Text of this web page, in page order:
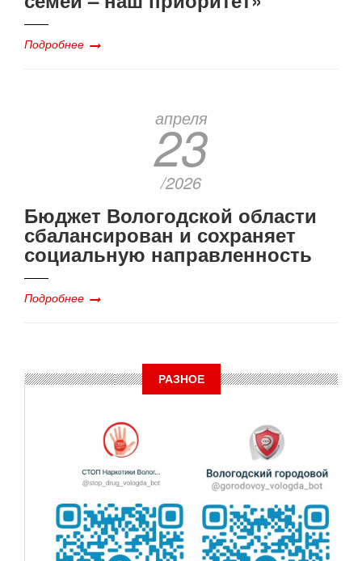
Подробнее
апреля
23
/2026
Бюджет Вологодской области
сбалансирован и сохраняет
социальную направленность
Подробнее
РАЗНОЕ